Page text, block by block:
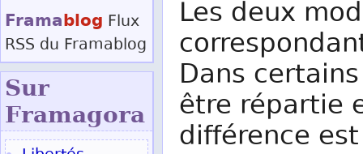
Les deux
Dans
être répartie
différence
Framablog Flux
RSS du Framablog
Sur
Framagora